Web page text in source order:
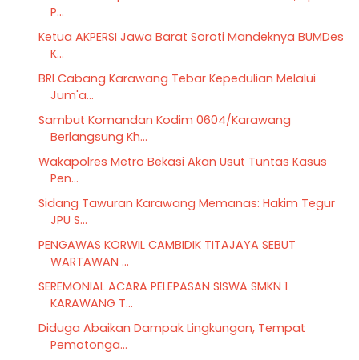
P...
Ketua AKPERSI Jawa Barat Soroti Mandeknya BUMDes
K...
BRI Cabang Karawang Tebar Kepedulian Melalui
Jum'a...
Sambut Komandan Kodim 0604/Karawang
Berlangsung Kh...
Wakapolres Metro Bekasi Akan Usut Tuntas Kasus
Pen...
Sidang Tawuran Karawang Memanas: Hakim Tegur
JPU S...
PENGAWAS KORWIL CAMBIDIK TITAJAYA SEBUT
WARTAWAN ...
SEREMONIAL ACARA PELEPASAN SISWA SMKN 1
KARAWANG T...
Diduga Abaikan Dampak Lingkungan, Tempat
Pemotonga...